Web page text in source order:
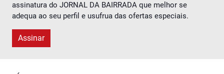
assinatura do JORNAL DA BAIRRADA que melhor se
adequa ao seu perfil e usufrua das ofertas especiais.
Assinar